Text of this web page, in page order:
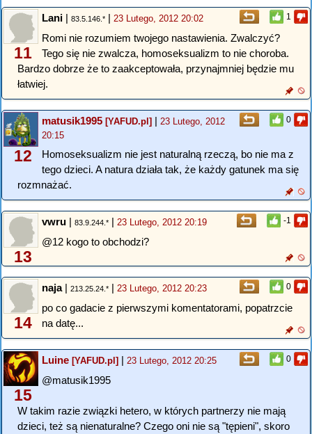
1
11
Lani | 83.5.146.* | 23 Lutego, 2012 20:02
Romi nie rozumiem twojego nastawienia. Zwalczyć?
Tego się nie zwalcza, homoseksualizm to nie choroba.
Bardzo dobrze że to zaakceptowała, przynajmniej będzie mu
łatwiej.
0
12
matusik1995 [YAFUD.pl] | 23 Lutego, 2012
20:15
Homoseksualizm nie jest naturalną rzeczą, bo nie ma z
tego dzieci. A natura działa tak, że każdy gatunek ma się
rozmnażać.
-1
13
vwru | 83.9.244.* | 23 Lutego, 2012 20:19
@12 kogo to obchodzi?
0
14
naja| 213.25.24.* | 23 Lutego, 2012 20:23
po co gadacie z pierwszymi komentatorami, popatrzcie
na datę...
0
15
Luine [YAFUD.pl] | 23 Lutego, 2012 20:25
@matusik1995
W takim razie związki hetero, w których partnerzy nie mają
dzieci, też są nienaturalne? Czego oni nie są "tępieni", skoro